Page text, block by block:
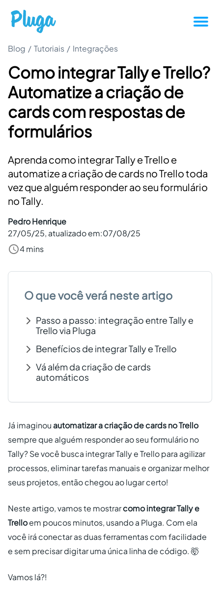
Tutoriais
Produtividade
Novidades da Pluga
Casos de sucesso
Outros
Entrar
Criar conta grátis
Blog / Tutoriais / Integrações
Como integrar Tally e Trello?
Automatize a criação de
cards com respostas de
formulários
Aprenda como integrar Tally e Trello e
automatize a criação de cards no Trello toda
vez que alguém responder ao seu formulário
no Tally.
Pedro Henrique
27/05/25, atualizado em:07/08/25
4 mins
O que você verá neste artigo
Passo a passo: integração entre Tally e
Trello via Pluga
Benefícios de integrar Tally e Trello
Vá além da criação de cards
automáticos
Já imaginou automatizar a criação de cards no Trello
sempre que alguém responder ao seu formulário no
Tally? Se você busca integrar Tally e Trello para agilizar
processos, eliminar tarefas manuais e organizar melhor
seus projetos, então chegou ao lugar certo!
Neste artigo, vamos te mostrarcomo integrar Tally e
Trelloem poucos minutos, usando a Pluga. Com ela
você irá conectar as duas ferramentas com facilidade
e sem precisar digitar uma única linha de código. 🤯
Vamos lá?!